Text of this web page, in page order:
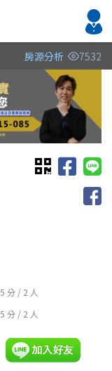
不限
店面
不限
不限
頂讓
房源分析 7532
分 / 2 人
分 / 2 人